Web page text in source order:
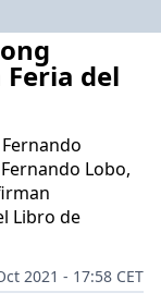
del
Lobo,
Libro de
2021 - 17:58 CET